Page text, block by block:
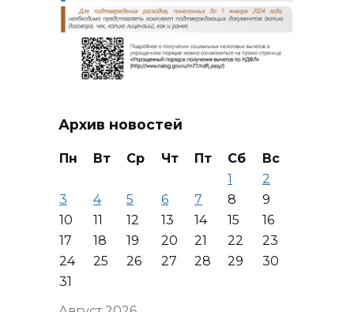
Архив новостей
Пн Вт Ср Чт Пт Сб
Вс
1
2
3
4 5 6 7 8
9
10
11 12 13 14 15
16
17
18 19 20 21 22
23
24
25 26 27 28 29
30
31